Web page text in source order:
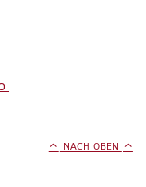
NACH OBEN